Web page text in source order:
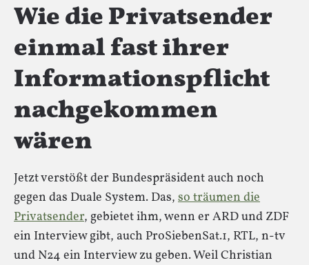
Wie die Privatsender
einmal fast ihrer
Informationspflicht
nachgekommen
wären
Jetzt verstößt der Bundespräsident auch noch
gegen das Duale System. Das, so träumen die
Privatsender, gebietet ihm, wenn er ARD und ZDF
ein Interview gibt, auch ProSiebenSat.1, RTL, n-tv
und N24 ein Interview zu geben. Weil Christian